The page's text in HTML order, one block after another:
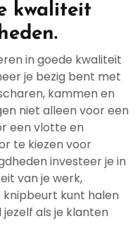
kwaliteit
in goede kwaliteit
je bezig bent met
kammen en
niet alleen voor een
een vlotte en
te kiezen voor
investeer je in
van je werk,
kunt halen
als je klanten